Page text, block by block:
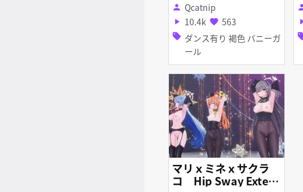
person Qcatnip
play_arrow 10.4k favorite 563
sell ダンス有り 褐色 バニーガ
ール
マリｘミネｘサクラ
コ Hip Sway Exten